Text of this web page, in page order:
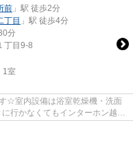
前 」駅 徒歩2分
丁目 」駅 徒歩4分
分
丁目9-8
1室
☆室内設備は浴室乾燥機・洗面
行かなくてもインターホン越し